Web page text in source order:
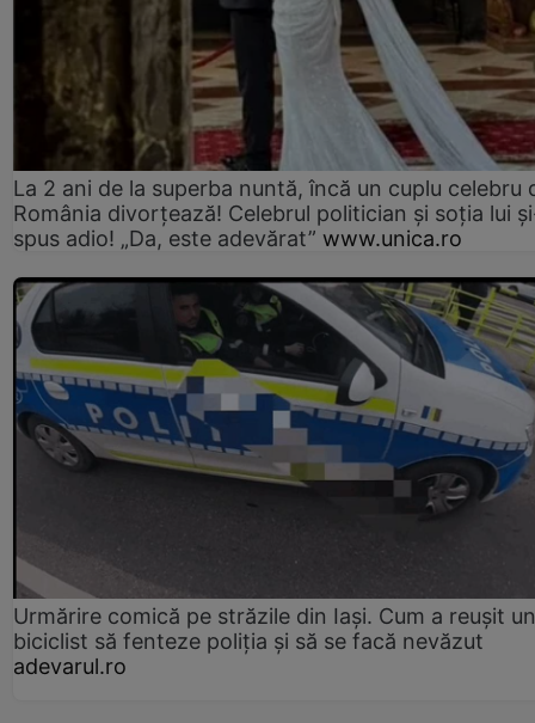
La 2 ani de la superba nuntă, încă un cuplu celebru
România divorțează! Celebrul politician și soția lui
spus adio! „Da, este adevărat” www.unica.ro
Urmărire comică pe străzile din Iași. Cum a reușit un
biciclist să fenteze poliția și să se facă nevăzut
adevarul.ro